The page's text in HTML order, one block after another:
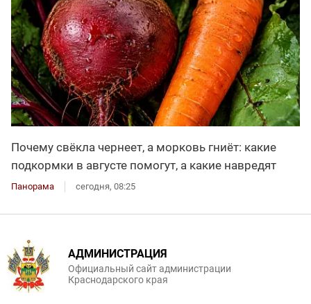
Почему свёкла чернеет, а морковь гниёт: какие
подкормки в августе помогут, а какие навредят
Панорама сегодня, 08:25
АДМИНИСТРАЦИЯ
Официальный сайт администрации
Краснодарского края